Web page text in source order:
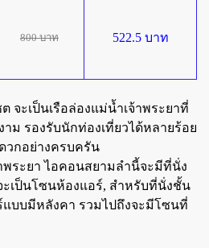
800 บาท 522.5 บาท
จะเป็นเรือล่องแม่น้ำเจ้าพระยาที่
ม รองรับนักท่องเที่ยวได้หลายร้อย
วกอย่างครบครัน
พระยา ไอคอนสยามลำนี้จะมีที่นั่ง
เป็นโซนห้องแอร์, สำหรับที่นั่งชั้น
แบบมีหลังคา รวมไปถึงจะมีโซนที่